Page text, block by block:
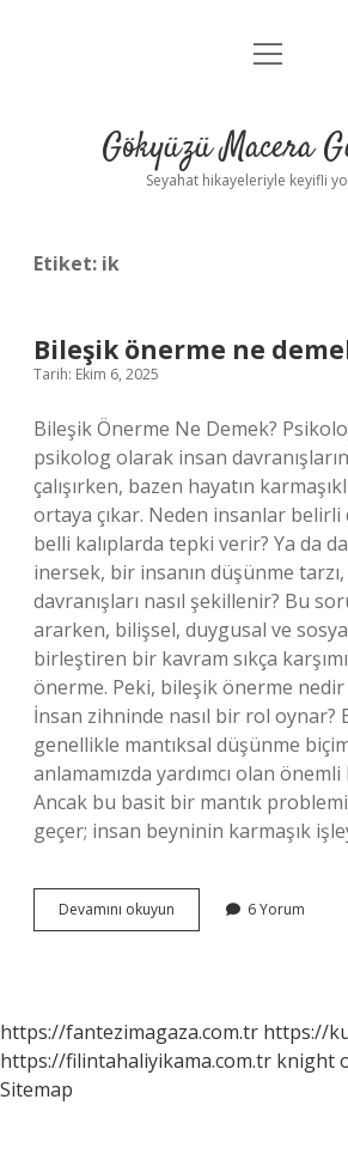
Anasayfa
Yasal Uyarı
menüyü
Gökyüzü Macera
Seyahat hikayeleriyle keyifli
Etiket: ik
Bileşik önerme ne
Tarih: Ekim 6, 2025
Bileşik Önerme Ne Demek?
psikolog olarak insan
çalışırken, bazen hayatın
ortaya çıkar. Neden insanlar belirli
belli kalıplarda tepki verir? Ya da
inersek, bir insanın düşünme tarzı,
davranışları nasıl şekillenir? Bu
ararken, bilişsel, duygusal ve
birleştiren bir kavram sıkça
önerme. Peki, bileşik önerme nedir
İnsan zihninde nasıl bir rol oynar?
genellikle mantıksal düşünme
anlamamızda yardımcı olan
Ancak bu basit bir mantık
geçer; insan beyninin karmaşık
Devamını okuyun
önerme
6 Yorum
https://fantezimagaza.com.tr https://
https://filintahaliyikama.com.tr knight
Sitemap